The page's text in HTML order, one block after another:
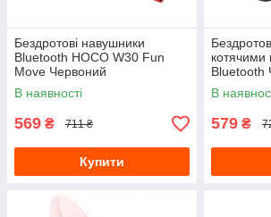
Бездротові навушники
Bluetooth HOCO W30 Fun
Move Червоний
В наявності
569 ₴ 711 ₴
Купити
котячими
Bluetooth
В
579 ₴